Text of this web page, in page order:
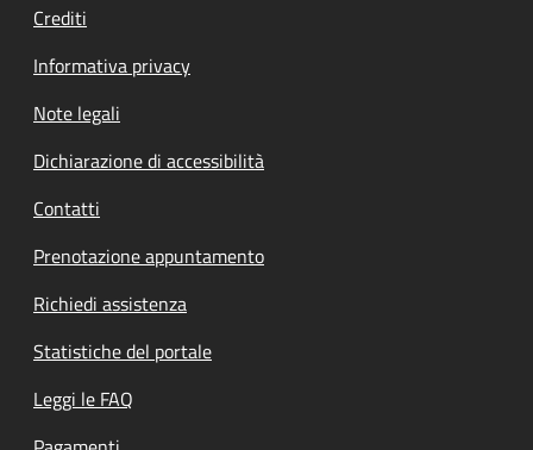
Crediti
Informativa privacy
Note legali
Dichiarazione di accessibilità
Contatti
Prenotazione appuntamento
Richiedi assistenza
Statistiche del portale
Leggi le FAQ